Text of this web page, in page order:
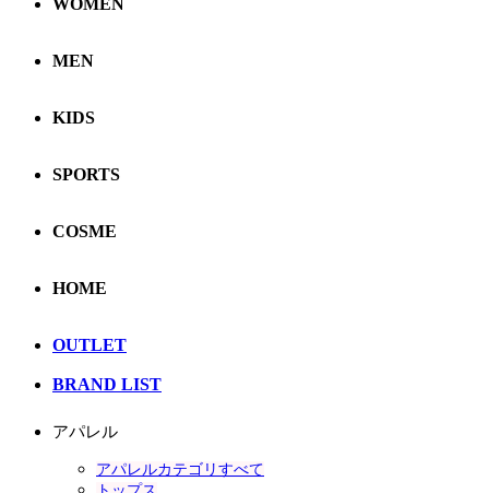
WOMEN
MEN
KIDS
SPORTS
COSME
HOME
OUTLET
BRAND LIST
アパレル
アパレルカテゴリすべて